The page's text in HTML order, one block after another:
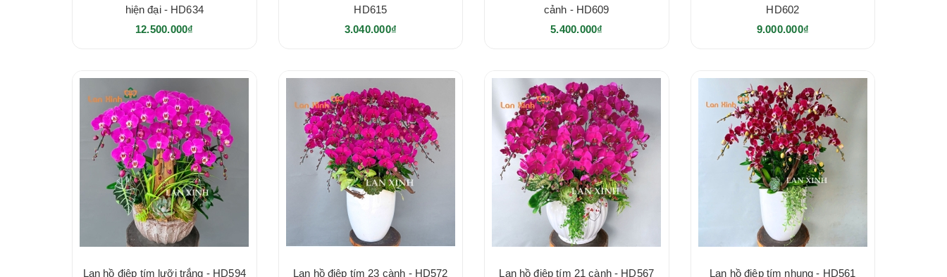
hiện đại - HD634
12.500.000₫
HD615
3.040.000₫
cảnh - HD609
5.400.000₫
HD602
9.000.000₫
Lan hồ điệp tím lưỡi trắng - HD594 Lan hồ điệp tím 23 cành - HD572 Lan hồ điệp tím 21 cành - HD567 Lan hồ điệp tím nhung - HD561